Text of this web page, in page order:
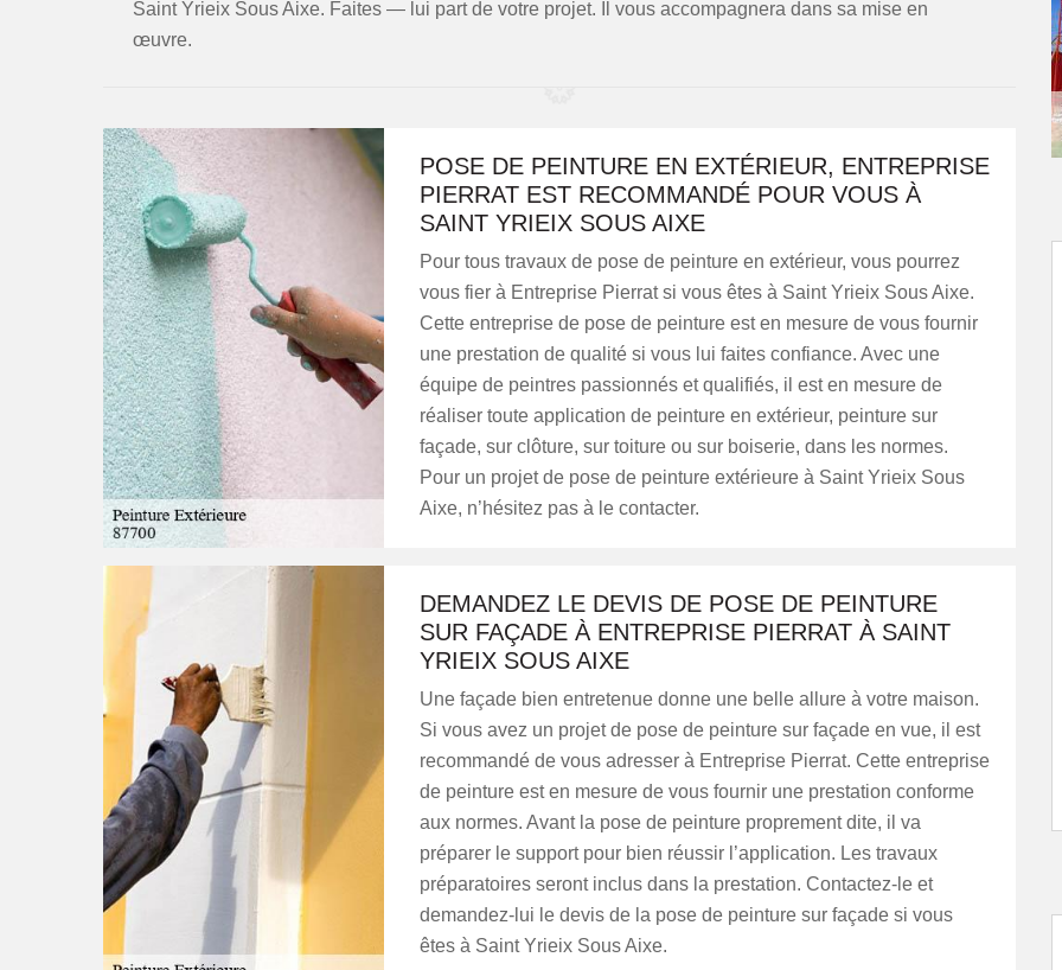
Saint Yrieix Sous Aixe. Faites — lui part de votre projet. Il vous accompagnera dans sa mise en
œuvre.
POSE DE PEINTURE EN EXTÉRIEUR, ENTREPRISE
PIERRAT EST RECOMMANDÉ POUR VOUS À
SAINT YRIEIX SOUS AIXE
Pour tous travaux de pose de peinture en extérieur, vous pourrez
vous fier à Entreprise Pierrat si vous êtes à Saint Yrieix Sous Aixe.
Cette entreprise de pose de peinture est en mesure de vous fournir
une prestation de qualité si vous lui faites confiance. Avec une
équipe de peintres passionnés et qualifiés, il est en mesure de
réaliser toute application de peinture en extérieur, peinture sur
façade, sur clôture, sur toiture ou sur boiserie, dans les normes.
Pour un projet de pose de peinture extérieure à Saint Yrieix Sous
Aixe, n’hésitez pas à le contacter.
DEMANDEZ LE DEVIS DE POSE DE PEINTURE
SUR FAÇADE À ENTREPRISE PIERRAT À SAINT
YRIEIX SOUS AIXE
Une façade bien entretenue donne une belle allure à votre maison.
Si vous avez un projet de pose de peinture sur façade en vue, il est
recommandé de vous adresser à Entreprise Pierrat. Cette entreprise
de peinture est en mesure de vous fournir une prestation conforme
aux normes. Avant la pose de peinture proprement dite, il va
préparer le support pour bien réussir l’application. Les travaux
préparatoires seront inclus dans la prestation. Contactez-le et
demandez-lui le devis de la pose de peinture sur façade si vous
êtes à Saint Yrieix Sous Aixe.